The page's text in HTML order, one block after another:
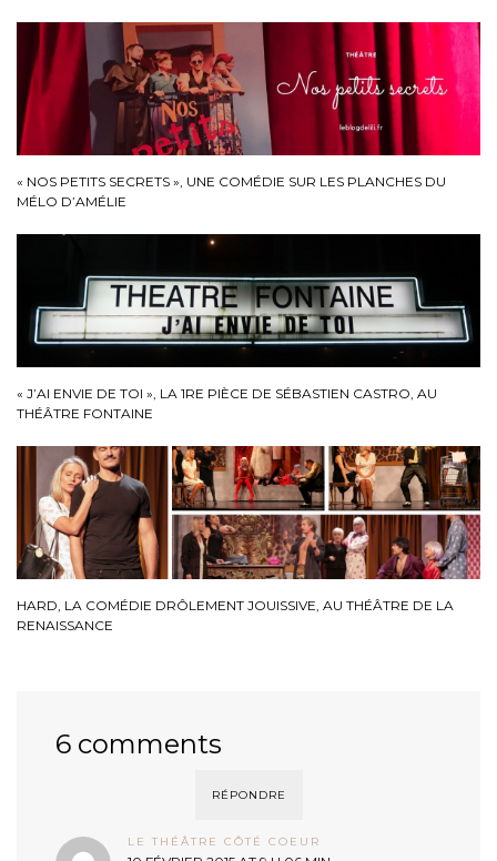
« NOS PETITS SECRETS », UNE COMÉDIE SUR LES PLANCHES DU
MÉLO D’AMÉLIE
« J’AI ENVIE DE TOI », LA 1RE PIÈCE DE SÉBASTIEN CASTRO, AU
THÉÂTRE FONTAINE
HARD, LA COMÉDIE DRÔLEMENT JOUISSIVE, AU THÉÂTRE DE LA
RENAISSANCE
6 comments
RÉPONDRE
LE THÉÂTRE CÔTÉ COEUR